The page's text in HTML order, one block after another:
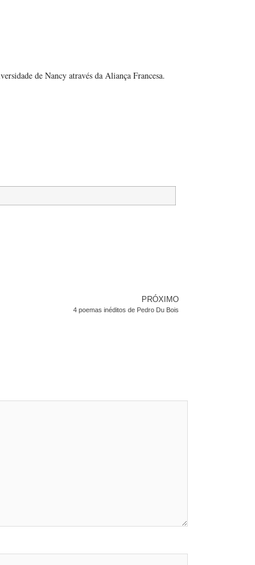
de Nancy através da Aliança Francesa.
PRÓXIMO
4 poemas inéditos de Pedro Du Bois